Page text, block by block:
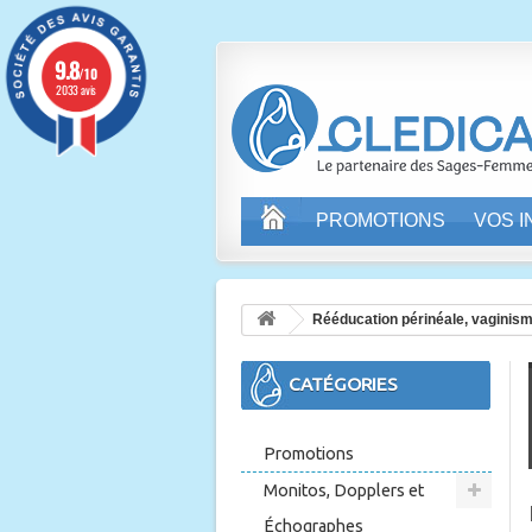
PROMOTIONS VOS
Rééducation périnéale,
CATÉGORIES
Promotions
Monitos, Dopplers et
Échographes
9.8/10
2033 avis